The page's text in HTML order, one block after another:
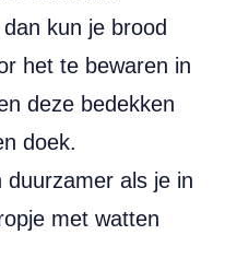
kun je brood
het te bewaren in
deze bedekken
doek.
duurzamer als je in
met watten